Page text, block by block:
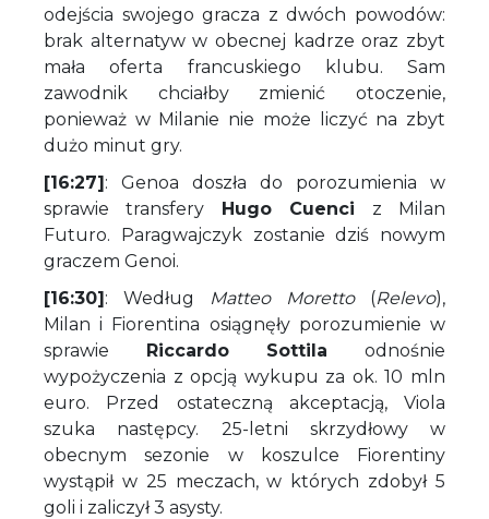
odejścia swojego gracza z dwóch powodów:
brak alternatyw w obecnej kadrze oraz zbyt
mała oferta francuskiego klubu. Sam
zawodnik chciałby zmienić otoczenie,
ponieważ w Milanie nie może liczyć na zbyt
dużo minut gry.
[16:27]: Genoa doszła do porozumienia w
sprawie transfery Hugo Cuenci z Milan
Futuro. Paragwajczyk zostanie dziś nowym
graczem Genoi.
[16:30]: Według Matteo Moretto(Relevo),
Milan i Fiorentina osiągnęły porozumienie w
sprawie Riccardo Sottila odnośnie
wypożyczenia z opcją wykupu za ok. 10 mln
euro. Przed ostateczną akceptacją, Viola
szuka następcy. 25-letni skrzydłowy w
obecnym sezonie w koszulce Fiorentiny
wystąpił w 25 meczach, w których zdobył 5
goli i zaliczył 3 asysty.